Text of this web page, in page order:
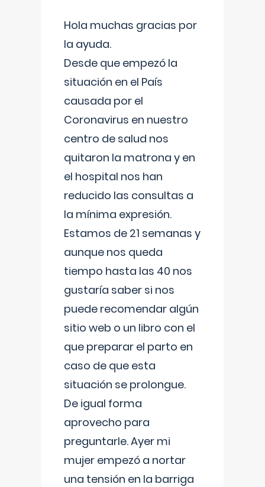
Hola muchas gracias por
la ayuda.
Desde que empezó la
situación en el País
causada por el
Coronavirus en nuestro
centro de salud nos
quitaron la matrona y en
el hospital nos han
reducido las consultas a
la mínima expresión.
Estamos de 21 semanas y
aunque nos queda
tiempo hasta las 40 nos
gustaría saber si nos
puede recomendar algún
sitio web o un libro con el
que preparar el parto en
caso de que esta
situación se prolongue.
De igual forma
aprovecho para
preguntarle. Ayer mi
mujer empezó a nortar
una tensión en la barriga